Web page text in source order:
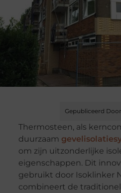
Gepubliceerd
Thermosteen, als
duurzaam
om zijn uitzonderlijke
eigenschappen. Dit
gebruikt door Isoklinker
combineert de